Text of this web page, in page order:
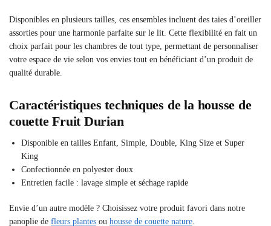
Disponibles en plusieurs tailles, ces ensembles incluent des taies d’oreiller
assorties pour une harmonie parfaite sur le lit. Cette flexibilité en fait un
choix parfait pour les chambres de tout type, permettant de personnaliser
votre espace de vie selon vos envies tout en bénéficiant d’un produit de
qualité durable.
Caractéristiques techniques de la housse de
couette Fruit Durian
Disponible en tailles Enfant, Simple, Double, King Size et Super
King
Confectionnée en polyester doux
Entretien facile : lavage simple et séchage rapide
Envie d’un autre modèle ? Choisissez votre produit favori dans notre
panoplie de fleurs plantes ou housse de couette nature.